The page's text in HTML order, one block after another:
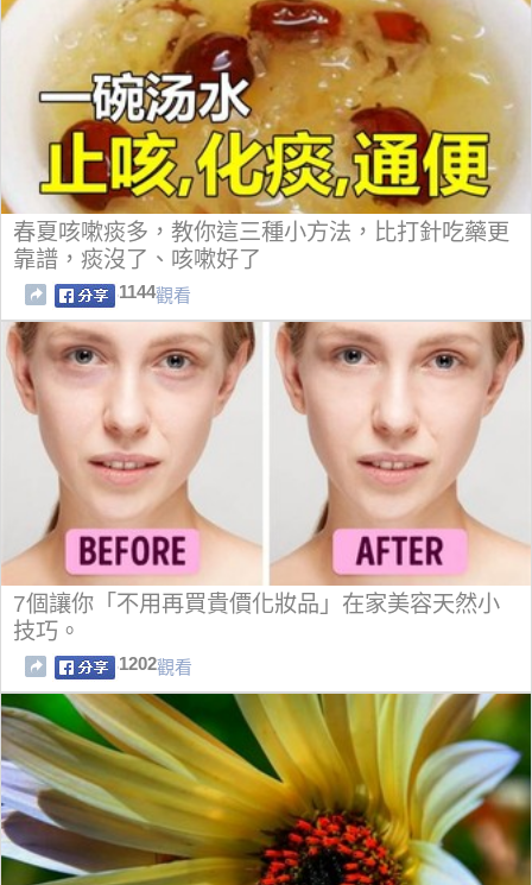
春夏咳嗽痰多，教你這三種小方法，比打針吃藥更
靠譜，痰沒了、咳嗽好了
1144觀看
7個讓你「不用再買貴價化妝品」在家美容天然小
技巧。
1202觀看